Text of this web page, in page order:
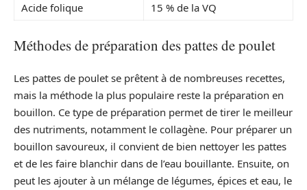
Acide folique
15 % de la VQ
Méthodes de préparation des pattes de poulet
Les pattes de poulet se prêtent à de nombreuses recettes,
mais la méthode la plus populaire reste la préparation en
bouillon. Ce type de préparation permet de tirer le meilleur
des nutriments, notamment le collagène. Pour préparer un
bouillon savoureux, il convient de bien nettoyer les pattes
et de les faire blanchir dans de l’eau bouillante. Ensuite, on
peut les ajouter à un mélange de légumes, épices et eau, le